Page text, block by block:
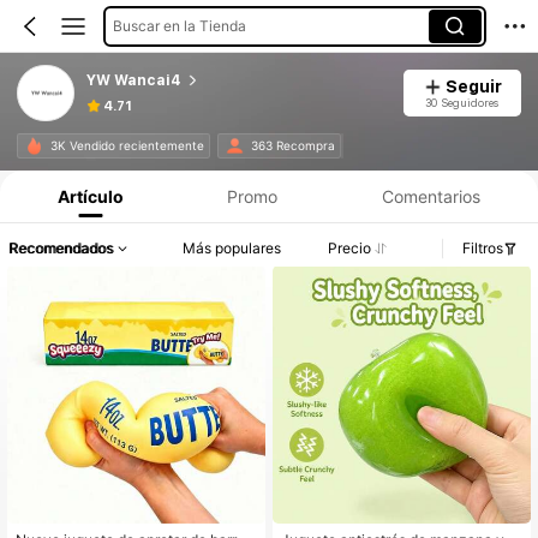
Buscar en la Tienda
YW Wancai4
4.71
Seguir
30 Seguidores
3K Vendido recientemente 363 Recompra
Artículo Promo Comentarios
Recomendados Más populares Precio Filtros